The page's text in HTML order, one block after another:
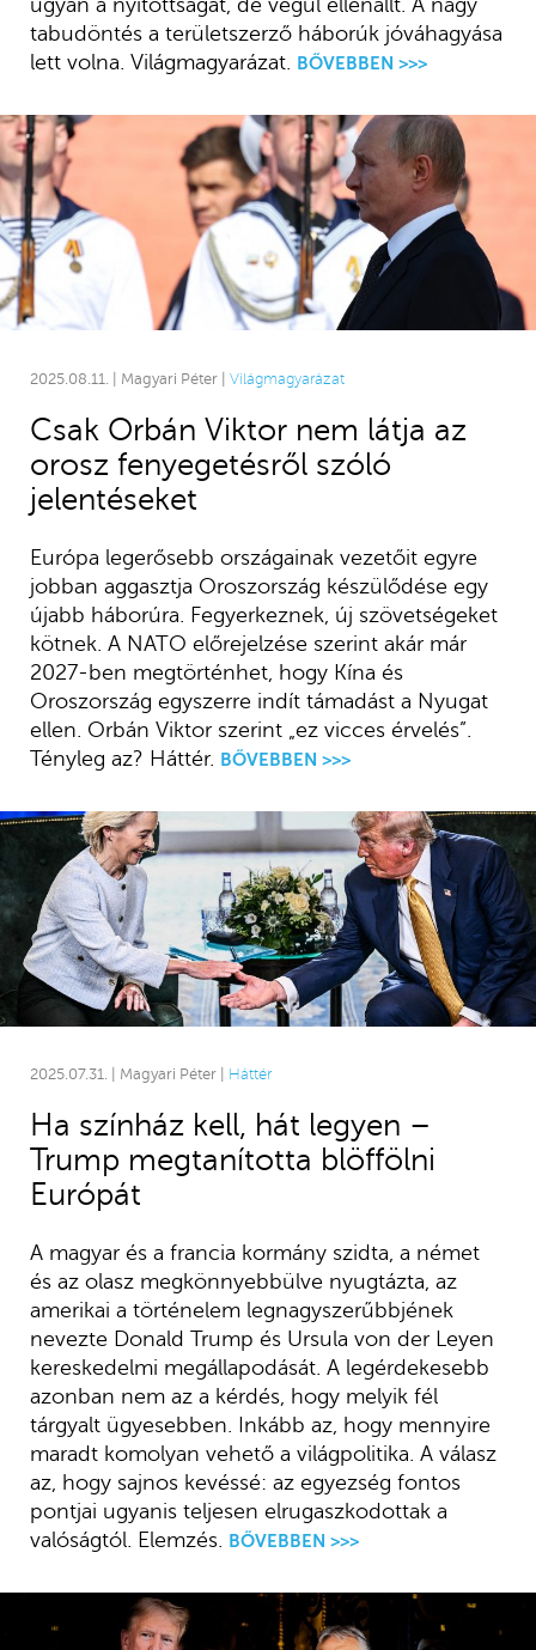
tabudöntés a területszerző háborúk jóváhagyása
lett volna. Világmagyarázat.
BŐVEBBEN >>>
2025.08.11. | Magyari Péter | Világmagyarázat
Csak Orbán Viktor nem látja az
orosz fenyegetésről szóló
jelentéseket
Európa legerősebb országainak vezetőit egyre
jobban aggasztja Oroszország készülődése egy
újabb háborúra. Fegyerkeznek, új szövetségeket
kötnek. A NATO előrejelzése szerint akár már
2027-ben megtörténhet, hogy Kína és
Oroszország egyszerre indít támadást a Nyugat
ellen. Orbán Viktor szerint „ez vicces érvelés”.
Tényleg az? Háttér.
BŐVEBBEN >>>
2025.07.31. | Magyari Péter | Háttér
Ha színház kell, hát legyen –
Trump megtanította blöffölni
Európát
A magyar és a francia kormány szidta, a német
és az olasz megkönnyebbülve nyugtázta, az
amerikai a történelem legnagyszerűbbjének
nevezte Donald Trump és Ursula von der Leyen
kereskedelmi megállapodását. A legérdekesebb
azonban nem az a kérdés, hogy melyik fél
tárgyalt ügyesebben. Inkább az, hogy mennyire
maradt komolyan vehető a világpolitika. A válasz
az, hogy sajnos kevéssé: az egyezség fontos
pontjai ugyanis teljesen elrugaszkodottak a
valóságtól. Elemzés. BŐVEBBEN >>>